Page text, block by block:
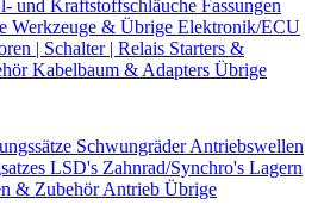
und Kraftstoffschläuche Fassungen
Werkzeuge & Übrige Elektronik/ECU
| Schalter | Relais Starters &
Kabelbaum & Adapters Übrige
SchwungräderAntriebswellen
LSD's Zahnrad/Synchro's Lagern
& ZubehörAntrieb Übrige